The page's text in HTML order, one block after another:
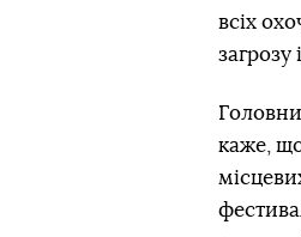
всіх
загрозу
каже,